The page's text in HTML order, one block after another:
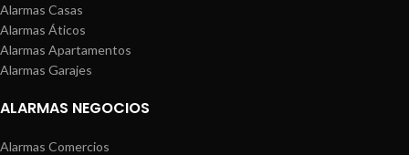
Alarmas Casas
Alarmas Áticos
Alarmas Apartamentos
Alarmas Garajes
ALARMAS NEGOCIOS
Alarmas Comercios